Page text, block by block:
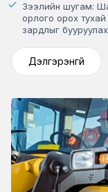
Зээлийн шугам:
орлого орох
зардлыг бууруулах
Дэлгэрэнгүй